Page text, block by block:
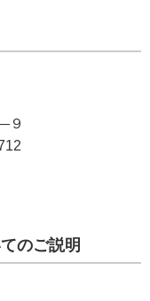
９
のご説明